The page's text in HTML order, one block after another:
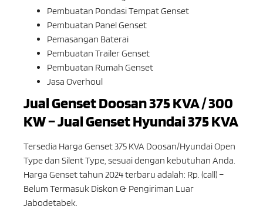
Pembuatan Pondasi Tempat Genset
Pembuatan Panel Genset
Pemasangan Baterai
Pembuatan Trailer Genset
Pembuatan Rumah Genset
Jasa Overhoul
Jual Genset Doosan 375 KVA / 300
KW – Jual Genset Hyundai 375 KVA
Tersedia Harga Genset 375 KVA Doosan/Hyundai Open
Type dan Silent Type, sesuai dengan kebutuhan Anda.
Harga Genset tahun 2024 terbaru adalah: Rp. (call) –
Belum Termasuk Diskon & Pengiriman Luar
Jabodetabek.